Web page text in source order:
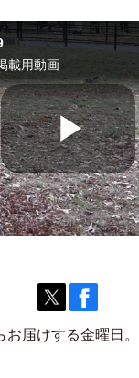
載用動画
P
a
お届けする金曜日